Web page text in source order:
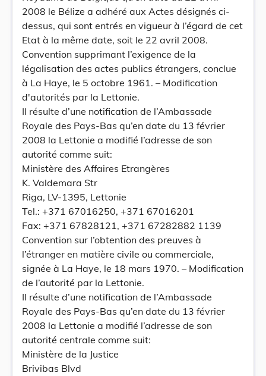
2008 le Bélize a adhéré aux Actes désignés ci-
dessus, qui sont entrés en vigueur à l’égard de cet
Etat à la même date, soit le 22 avril 2008.
Convention supprimant l’exigence de la
légalisation des actes publics étrangers, conclue
à La Haye, le 5 octobre 1961. – Modification
d'autorités par la Lettonie.
Il résulte d’une notification de l’Ambassade
Royale des Pays-Bas qu’en date du 13 février
2008 la Lettonie a modifié l’adresse de son
autorité comme suit:
Ministère des Affaires Etrangères
K. Valdemara Str
Riga, LV-1395, Lettonie
Tel.: +371 67016250, +371 67016201
Fax: +371 67828121, +371 67282882 1139
Convention sur l’obtention des preuves à
l’étranger en matière civile ou commerciale,
signée à La Haye, le 18 mars 1970. – Modification
de l’autorité par la Lettonie.
Il résulte d’une notification de l’Ambassade
Royale des Pays-Bas qu’en date du 13 février
2008 la Lettonie a modifié l’adresse de son
autorité centrale comme suit:
Ministère de la Justice
Brivibas Blvd